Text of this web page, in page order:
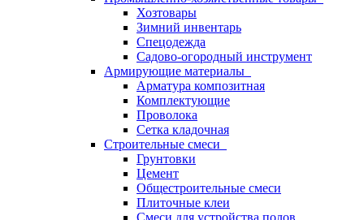
Хозтовары
Зимний инвентарь
Спецодежда
Садово-огородный инструмент
Армирующие материалы
Арматура композитная
Комплектующие
Проволока
Сетка кладочная
Строительные смеси
Грунтовки
Цемент
Общестроительные смеси
Плиточные клеи
Смеси для устройства полов